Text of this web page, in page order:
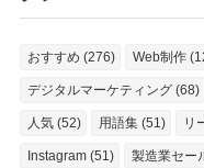
おすすめ (276) Web制作
デジタルマーケティング (68)
人気 (52) 用語集 (51) リ
Instagram (51) 製造業セー